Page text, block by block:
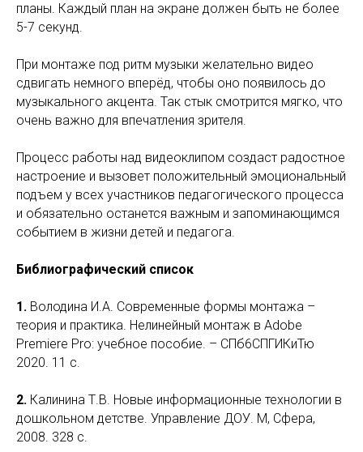
планы. Каждый план на экране должен быть не более
5-7 секунд.
При монтаже под ритм музыки желательно видео
сдвигать немного вперёд, чтобы оно появилось до
музыкального акцента. Так стык смотрится мягко, что
очень важно для впечатления зрителя.
Процесс работы над видеоклипом создаст радостное
настроение и вызовет положительный эмоциональный
подъем у всех участников педагогического процесса
и обязательно останется важным и запоминающимся
событием в жизни детей и педагога.
Библиографический список
1. Володина И.А. Современные формы монтажа –
теория и практика. Нелинейный монтаж в Adobe
Premiere Pro: учебное пособие. – СПб6СПГИКиТю
2020. 11 с.
2. Калинина Т.В. Новые информационные технологии в
дошкольном детстве. Управление ДОУ. М, Сфера,
2008. 328 с.